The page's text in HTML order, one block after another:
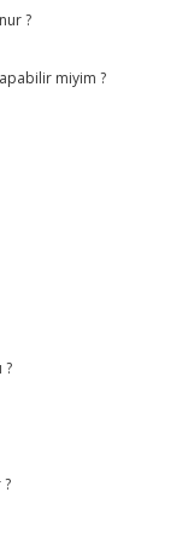
?
miyim ?
?